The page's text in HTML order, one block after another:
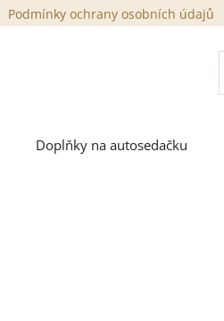
Podmínky ochrany osobních údajů
Doplňky na autosedačku